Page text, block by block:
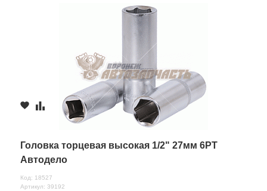
Головка торцевая высокая 1/2" 27мм 6РТ
Автодело
Код: 18527
Артикул: 39192